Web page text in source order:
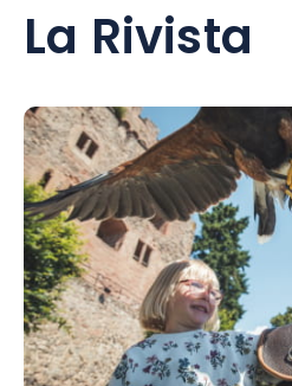
La Rivista